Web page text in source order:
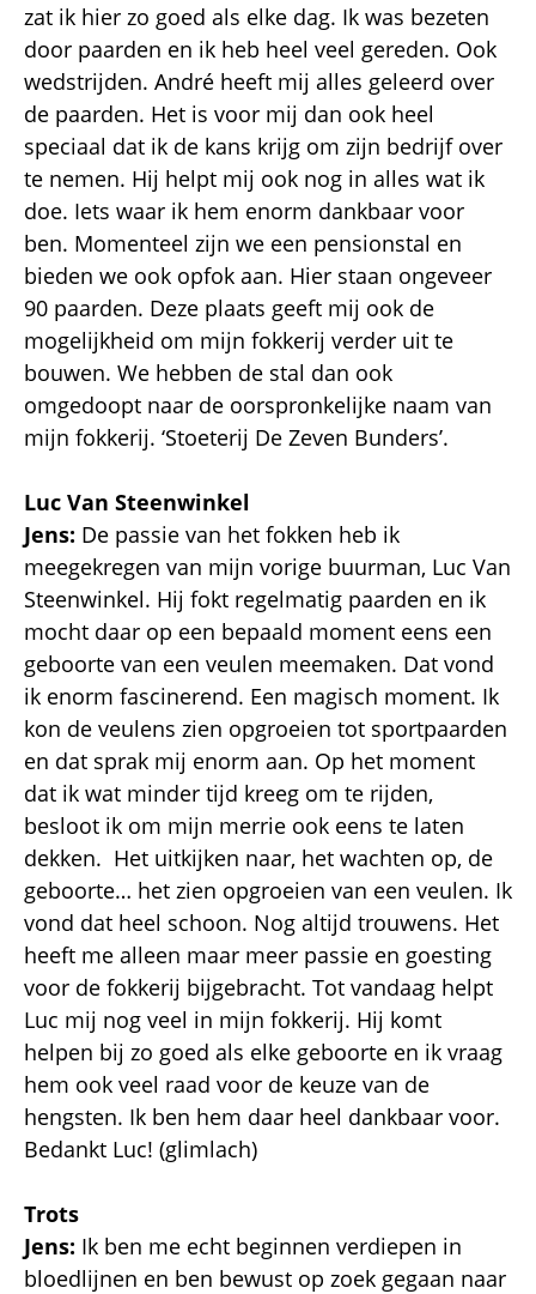
zat ik hier zo goed als elke dag. Ik was bezeten
door paarden en ik heb heel veel gereden. Ook
wedstrijden. André heeft mij alles geleerd over
de paarden. Het is voor mij dan ook heel
speciaal dat ik de kans krijg om zijn bedrijf over
te nemen. Hij helpt mij ook nog in alles wat ik
doe. Iets waar ik hem enorm dankbaar voor
ben. Momenteel zijn we een pensionstal en
bieden we ook opfok aan. Hier staan ongeveer
90 paarden. Deze plaats geeft mij ook de
mogelijkheid om mijn fokkerij verder uit te
bouwen. We hebben de stal dan ook
omgedoopt naar de oorspronkelijke naam van
mijn fokkerij. ‘Stoeterij De Zeven Bunders’.
Luc Van Steenwinkel
Jens: De passie van het fokken heb ik
meegekregen van mijn vorige buurman, Luc Van
Steenwinkel. Hij fokt regelmatig paarden en ik
mocht daar op een bepaald moment eens een
geboorte van een veulen meemaken. Dat vond
ik enorm fascinerend. Een magisch moment. Ik
kon de veulens zien opgroeien tot sportpaarden
en dat sprak mij enorm aan. Op het moment
dat ik wat minder tijd kreeg om te rijden,
besloot ik om mijn merrie ook eens te laten
dekken. Het uitkijken naar, het wachten op, de
geboorte… het zien opgroeien van een veulen. Ik
vond dat heel schoon. Nog altijd trouwens. Het
heeft me alleen maar meer passie en goesting
voor de fokkerij bijgebracht. Tot vandaag helpt
Luc mij nog veel in mijn fokkerij. Hij komt
helpen bij zo goed als elke geboorte en ik vraag
hem ook veel raad voor de keuze van de
hengsten. Ik ben hem daar heel dankbaar voor.
Bedankt Luc! (glimlach)
Trots
Jens: Ik ben me echt beginnen verdiepen in
bloedlijnen en ben bewust op zoek gegaan naar